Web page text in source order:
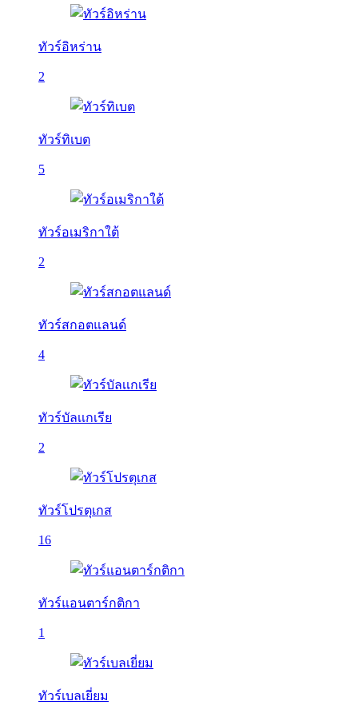
ทัวร์อิหร่าน
2
ทัวร์ทิเบต
5
ทัวร์อเมริกาใต้
2
ทัวร์สกอตแลนด์
4
ทัวร์บัลเเกเรีย
2
ทัวร์โปรตุเกส
16
ทัวร์แอนตาร์กติกา
1
ทัวร์เบลเยี่ยม